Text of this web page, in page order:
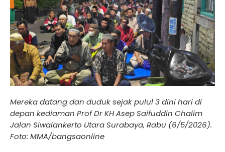
Mereka datang dan duduk sejak pulul 3 dini hari di
depan kediaman Prof Dr KH Asep Saifuddin Chalim
Jalan Siwalankerto Utara Surabaya, Rabu (6/5/2026).
Foto: MMA/bangsaonline